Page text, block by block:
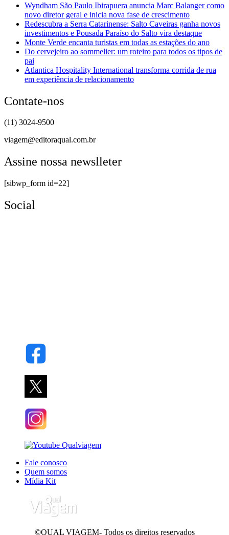
Wyndham São Paulo Ibirapuera anuncia Marc Balanger como
novo diretor geral e inicia nova fase de crescimento
Redescubra a Serra Catarinense: Salto Caveiras ganha novos
investimentos e Pousada Paraíso do Salto vira destaque
Monte Verde encanta turistas em todas as estações do ano
Do cervejeiro ao sommelier: um roteiro para todos os tipos de
pai
Atlantica Hospitality International transforma corrida de rua
em experiência de relacionamento
Contate-nos
(11) 3024-9500
viagem@editoraqual.com.br
Assine nossa newslleter
[sibwp_form id=22]
Social
Fale conosco
Quem somos
Mídia Kit
©QUAL VIAGEM- Todos os direitos reservados